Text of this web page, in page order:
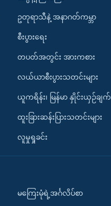
ဥတုရာသီနဲ့ အနာဂတ်ကမ္ဘာ
စီးပွားရေး
တပတ်အတွင်း အားကစား
လယ်ယာစီးပွားသတင်းများ
ယူကရိန်း၊ မြန်မာ နှိုင်းယှဉ်ချက်
ထူးခြားဆန်းပြားသတင်းများ
လူမှုရှုခင်း
မကြေးမုံရဲ့အင်္ဂလိပ်စာ